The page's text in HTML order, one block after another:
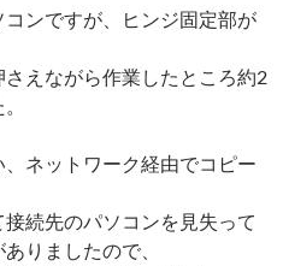
ンですが、ヒンジ固定部が
えながら作業したところ約2
ネットワーク経由でコピー
続先のパソコンを見失って
りましたので、